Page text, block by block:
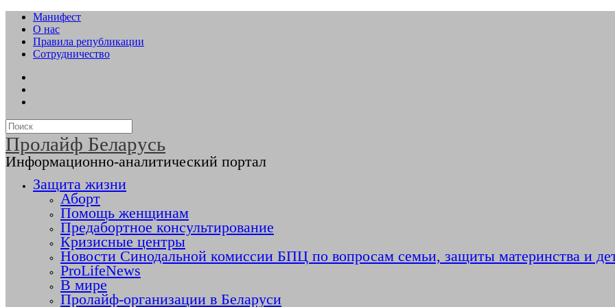
Манифест
О нас
Правила републикации
Сотрудничество
Пролайф Беларусь
Информационно-аналитический портал
Защита жизни
Аборт
Помощь женщинам
Предабортное консультирование
Кризисные центры
Новости Синодальной комиссии БПЦ по вопросам семьи, защиты материнства и
ProLifeNews
В мире
Пролайф-организации в Беларуси